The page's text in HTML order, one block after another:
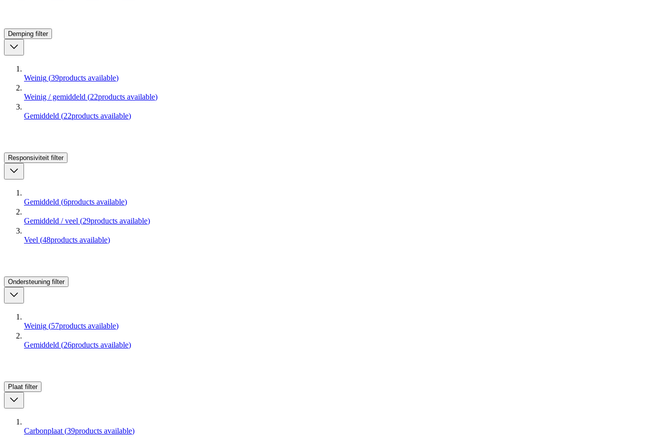
Demping filter
Weinig (39products available)
Weinig / gemiddeld (22products available)
Gemiddeld (22products available)
Responsiviteit filter
Gemiddeld (6products available)
Gemiddeld / veel (29products available)
Veel (48products available)
Ondersteuning filter
Weinig (57products available)
Gemiddeld (26products available)
Plaat filter
Carbonplaat (39products available)